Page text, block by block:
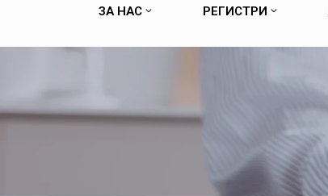
ЗА НАС РЕГИСТРИ